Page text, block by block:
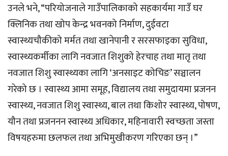
उनले भने, “परियोजनाले गाउँपालिकाको सहकार्यमा गाउँ घर
क्लिनिक तथा खोप केन्द्र भवनको निर्माण, दुईवटा
स्वास्थ्यचौकीको मर्मत तथा खानेपानी र सरसफाइका सुविधा,
स्वास्थ्यकर्मीका लागि नवजात शिशुको हेरचाह तथा मातृ तथा
नवजात शिशु स्वास्थ्यका लागि ‘अनसाइट कोचिङ’ सञ्चालन
गरेको छ । स्वास्थ्य आमा समूह, विद्यालय तथा समुदायमा प्रजनन
स्वास्थ्य, नवजात शिशु स्वास्थ्य, बाल तथा किशोर स्वास्थ्य, पोषण,
यौन तथा प्रजननन स्वास्थ्य अधिकार, महिनावारी स्वच्छता जस्ता
विषयहरुमा छलफल तथा अभिमुखीकरण गरिएका छन् ।”